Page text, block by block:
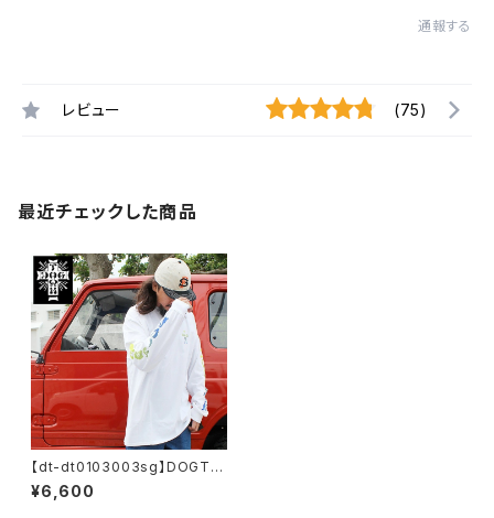
通報する
レビュー (75)
最近チェックした商品
【dt-dt0103003sg】DOGTO
WN ドッグタウン LONGSLEEV
E DT0103003SG ロンT ロン
¥6,600